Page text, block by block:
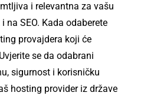
i relevantna za vašu
na SEO. Kada odaberete
provajdera koji će
se da odabrani
sigurnost i korisničku
hosting provider iz države